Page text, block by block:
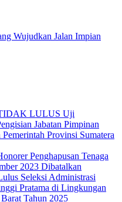
Wujudkan Jalan Impian
TIDAK LULUS Uji
Jabatan Pimpinan
Provinsi Sumatera
Penghapusan Tenaga
2023 Dibatalkan
Seleksi Administrasi
Pratama di Lingkungan
Tahun 2025